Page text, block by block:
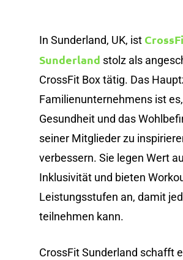
In Sunderland, UK, ist
Sunderland stolz als
CrossFit Box tätig. Das
Familienunternehmens ist
Gesundheit und das
seiner Mitglieder zu
verbessern. Sie legen Wert
Inklusivität und bieten
Leistungsstufen an, damit
teilnehmen kann.
CrossFit Sunderland schafft